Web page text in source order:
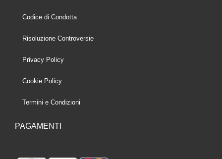
Codice di Condotta
Risoluzione Controversie
Privacy Policy
Cookie Policy
Termini e Condizioni
PAGAMENTI